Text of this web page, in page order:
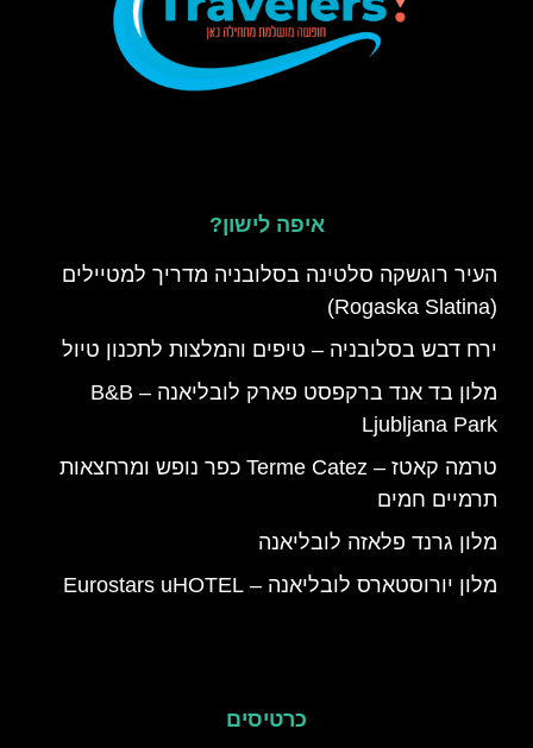
איפה לישון?
העיר רוגשקה סלטינה בסלובניה מדריך למטיילים
(Rogaska Slatina)
ירח דבש בסלובניה – טיפים והמלצות לתכנון טיול
מלון בד אנד ברקפסט פארק לובליאנה – B&B
Ljubljana Park
טרמה קאטז – Terme Catez כפר נופש ומרחצאות
תרמיים חמים
מלון גרנד פלאזה לובליאנה
מלון יורוסטארס לובליאנה – Eurostars uHOTEL
כרטיסים